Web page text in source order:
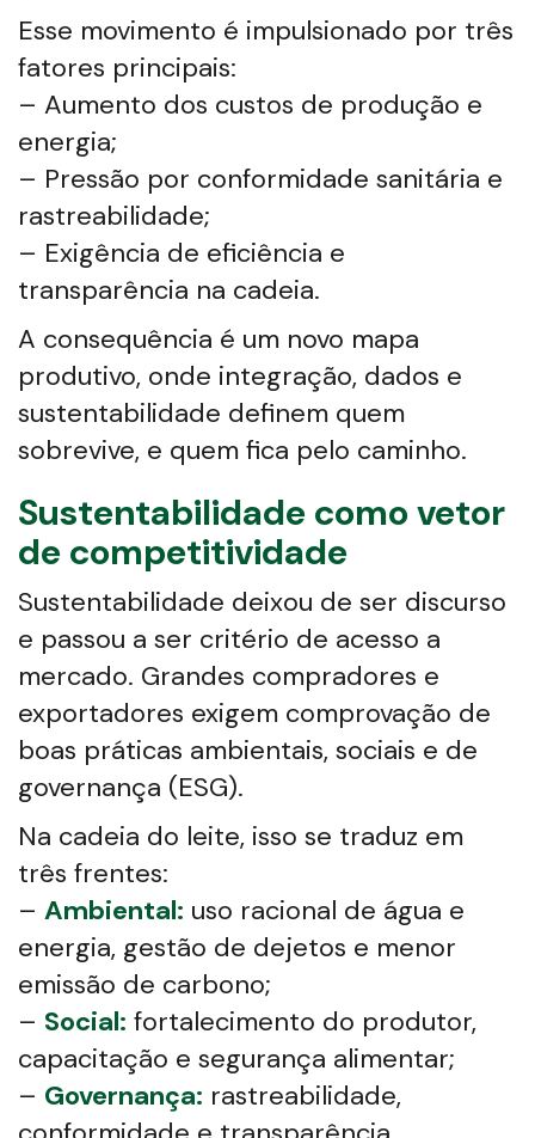
Esse movimento é impulsionado por três
fatores principais:
– Aumento dos custos de produção e
energia;
– Pressão por conformidade sanitária e
rastreabilidade;
– Exigência de eficiência e
transparência na cadeia.
A consequência é um novo mapa
produtivo, onde integração, dados e
sustentabilidade definem quem
sobrevive, e quem fica pelo caminho.
Sustentabilidade como vetor
de competitividade
Sustentabilidade deixou de ser discurso
e passou a ser critério de acesso a
mercado. Grandes compradores e
exportadores exigem comprovação de
boas práticas ambientais, sociais e de
governança (ESG).
Na cadeia do leite, isso se traduz em
três frentes:
– Ambiental: uso racional de água e
energia, gestão de dejetos e menor
emissão de carbono;
– Social: fortalecimento do produtor,
capacitação e segurança alimentar;
– Governança: rastreabilidade,